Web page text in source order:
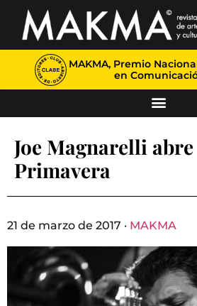
MAKMA, Premio
en
Joe Magnarelli abre
Primavera
21 de marzo de 2017 · MAKMA